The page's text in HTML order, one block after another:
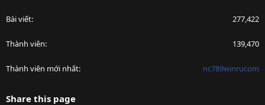
Bài viết 277,422
Thành viên 139,470
Thành viên mới nhất nc789winrucom
Share this page